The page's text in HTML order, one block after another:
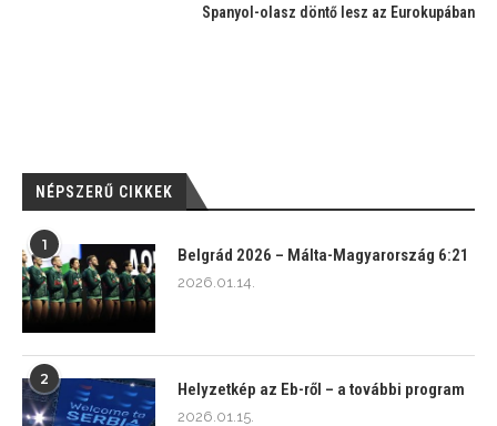
Spanyol-olasz döntő lesz az Eurokupában
NÉPSZERŰ CIKKEK
1
Belgrád 2026 – Málta-Magyarország 6:21
2026.01.14.
2
Helyzetkép az Eb-ről – a további program
2026.01.15.